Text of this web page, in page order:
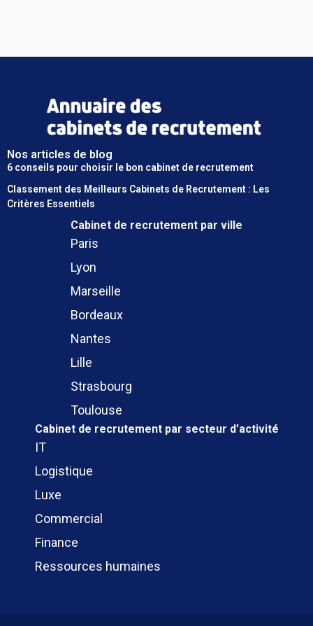
Nos articles de blog
6 conseils pour choisir le bon cabinet de recrutement
Classement des Meilleurs Cabinets de Recrutement : Les
Critères Essentiels
Cabinet de recrutement par ville
Paris
Lyon
Marseille
Bordeaux
Nantes
Lille
Strasbourg
Toulouse
Cabinet de recrutement par secteur d’activité
IT
Logistique
Luxe
Commercial
Finance
Ressources humaines